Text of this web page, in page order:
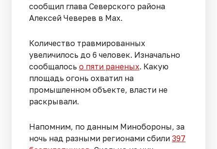
сообщил глава Северского района
Алексей Чеверев в Max.
Количество травмированных
увеличилось до 6 человек. Изначально
сообщалось о пяти раненых. Какую
площадь огонь охватил на
промышленном объекте, власти не
раскрывали.
Напомним, по данным Минобороны, за
ночь над разными регионами сбили 397